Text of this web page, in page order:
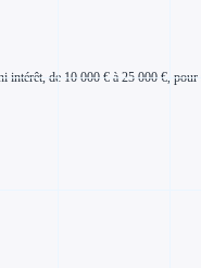
de 10 000 € à 25 000 €,